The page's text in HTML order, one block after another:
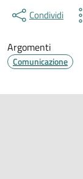
Condividi
Argomenti
Comunicazione